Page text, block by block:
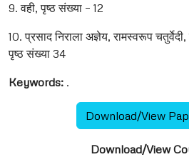
9. वही, पृष्ठ संख्या – 12
10. प्रसाद निराला अज्ञेय, रामस्वरूप
पृष्ठ संख्या 34
Keywords: .
Download/View
Download/View